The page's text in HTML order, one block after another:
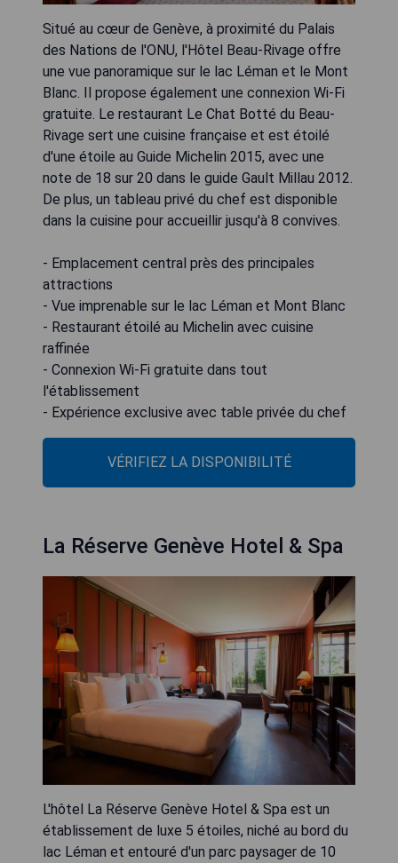
Situé au cœur de Genève, à proximité du Palais
des Nations de l'ONU, l'Hôtel Beau-Rivage offre
une vue panoramique sur le lac Léman et le Mont
Blanc. Il propose également une connexion Wi-Fi
gratuite. Le restaurant Le Chat Botté du Beau-
Rivage sert une cuisine française et est étoilé
d'une étoile au Guide Michelin 2015, avec une
note de 18 sur 20 dans le guide Gault Millau 2012.
De plus, un tableau privé du chef est disponible
dans la cuisine pour accueillir jusqu'à 8 convives.
- Emplacement central près des principales
attractions
- Vue imprenable sur le lac Léman et Mont Blanc
- Restaurant étoilé au Michelin avec cuisine
raffinée
- Connexion Wi-Fi gratuite dans tout
l'établissement
- Expérience exclusive avec table privée du chef
VÉRIFIEZ LA DISPONIBILITÉ
La Réserve Genève Hotel & Spa
L'hôtel La Réserve Genève Hotel & Spa est un
établissement de luxe 5 étoiles, niché au bord du
lac Léman et entouré d'un parc paysager de 10